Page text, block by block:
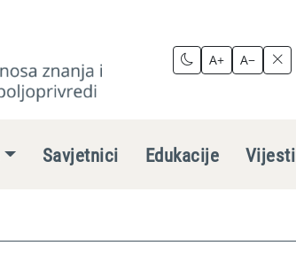
A+ A−
Savjetnici Edukacije Vijesti